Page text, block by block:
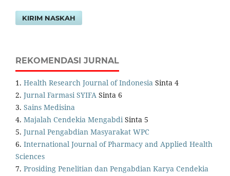
KIRIM NASKAH
REKOMENDASI JURNAL
1. Health Research Journal of Indonesia Sinta 4
2. Jurnal Farmasi SYIFA Sinta 6
3. Sains Medisina
4. Majalah Cendekia MengabdiSinta 5
5. Jurnal Pengabdian Masyarakat WPC
6. International Journal of Pharmacy and Applied Health
Sciences
7. Prosiding Penelitian dan Pengabdian Karya Cendekia